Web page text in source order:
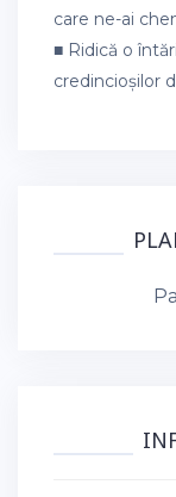
care ne-ai
■ Ridică o
credincioșilor